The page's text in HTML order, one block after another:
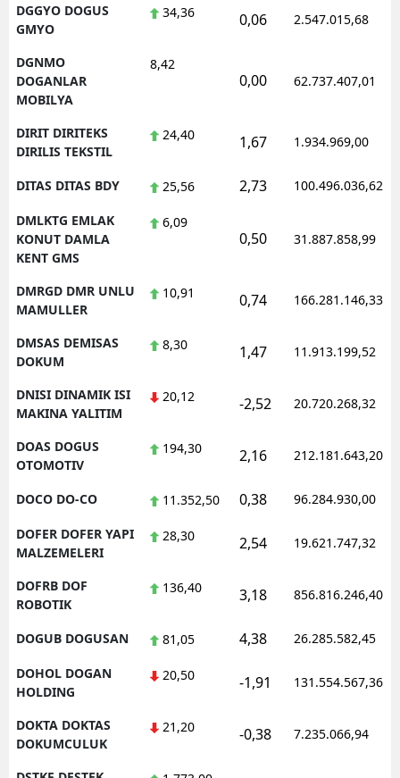
DGGYO DOGUS
GMYO
34,36 0,06 2.547.015,68
DGNMO
DOGANLAR
MOBILYA
8,42
0,00 62.737.407,01
DIRIT DIRITEKS
DIRILIS TEKSTIL
24,40 1,67 1.934.969,00
DITAS DITAS BDY 25,56 2,73 100.496.036,62
DMLKTG EMLAK
KONUT DAMLA
KENT GMS
6,09
0,50 31.887.858,99
DMRGD DMR UNLU
MAMULLER
10,91 0,74 166.281.146,33
DMSAS DEMISAS
DOKUM
8,30 1,47 11.913.199,52
DNISI DINAMIK ISI
MAKINA YALITIM
20,12 -2,52 20.720.268,32
DOAS DOGUS
OTOMOTIV
194,30 2,16 212.181.643,20
DOCO DO-CO 11.352,50 0,38 96.284.930,00
DOFER DOFER YAPI
MALZEMELERI
28,30 2,54 19.621.747,32
DOFRB DOF
ROBOTIK
136,40 3,18 856.816.246,40
DOGUB DOGUSAN 81,05 4,38 26.285.582,45
DOHOL DOGAN
HOLDING
20,50 -1,91 131.554.567,36
DOKTA DOKTAS
DOKUMCULUK
21,20 -0,38 7.235.066,94